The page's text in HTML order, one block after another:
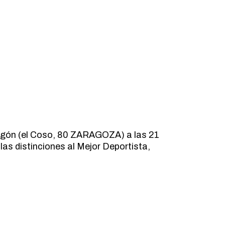
(el Coso, 80 ZARAGOZA) a las 21
distinciones al Mejor Deportista,